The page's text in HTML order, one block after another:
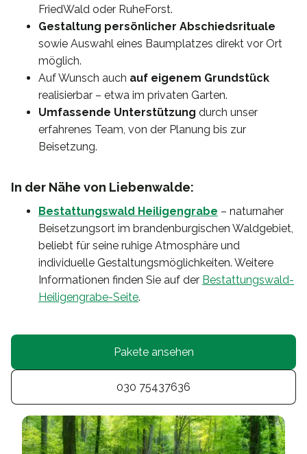
FriedWald oder RuheForst.
Gestaltung persönlicher Abschiedsrituale
sowie Auswahl eines Baumplatzes direkt vor Ort
möglich.
Auf Wunsch auch auf eigenem Grundstück
realisierbar – etwa im privaten Garten.
Umfassende Unterstützung durch unser
erfahrenes Team, von der Planung bis zur
Beisetzung.
In der Nähe von Liebenwalde:
Bestattungswald Heiligengrabe – naturnaher
Beisetzungsort im brandenburgischen Waldgebiet,
beliebt für seine ruhige Atmosphäre und
individuelle Gestaltungsmöglichkeiten. Weitere
Informationen finden Sie auf der Bestattungswald-
Heiligengrabe-Seite.
Pakete ansehen
030 75437636